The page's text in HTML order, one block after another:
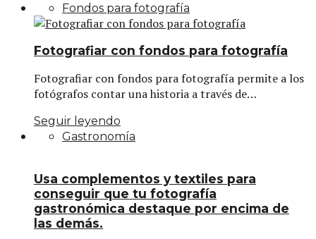
Fondos para fotografía
Fotografiar con fondos para fotografía
Fotografiar con fondos para fotografía permite a los
fotógrafos contar una historia a través de…
Seguir leyendo
Gastronomía
Usa complementos y textiles para
conseguir que tu fotografía
gastronómica destaque por encima de
las demás.